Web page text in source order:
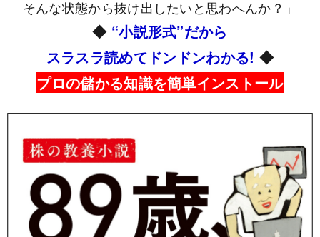
そんな状態から抜け出したいと思わへんか？」
◆ “小説形式”だから
スラスラ読めてドンドンわかる! ◆
プロの儲かる知識を簡単インストール